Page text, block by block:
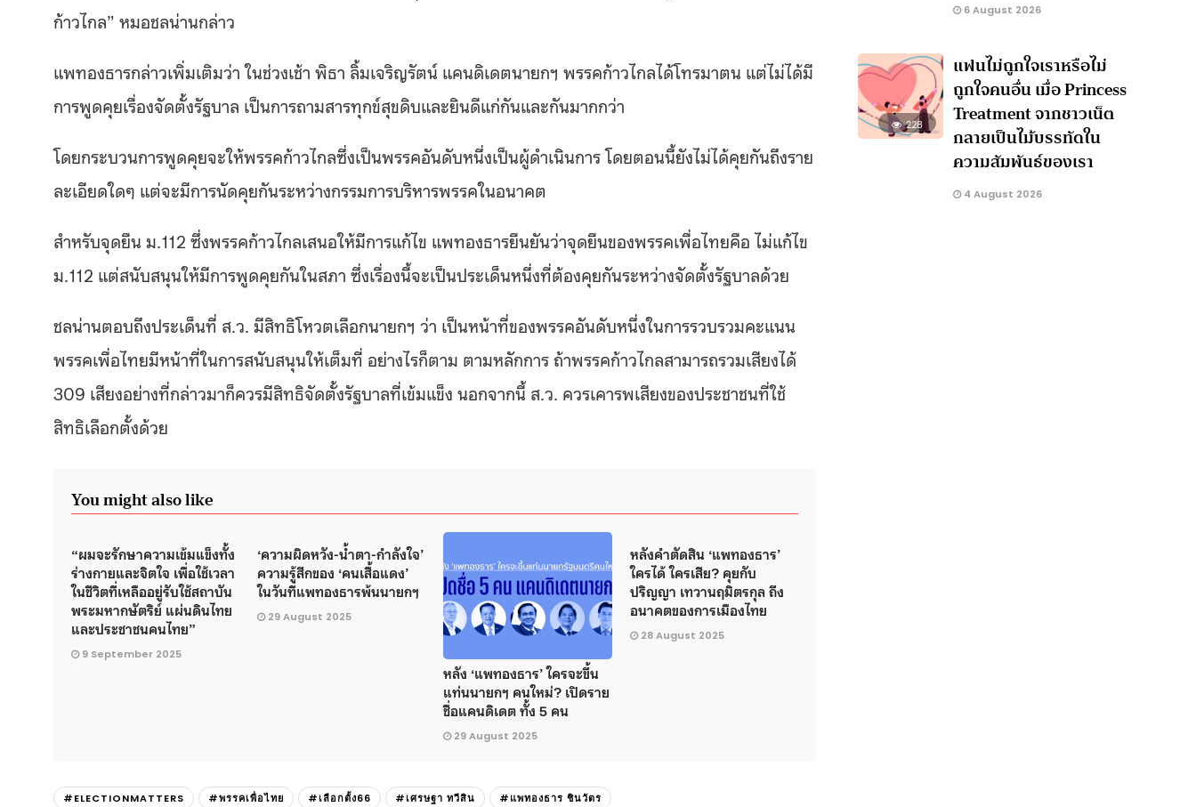
ก้าวไกล” หมอชลน่านกล่าว
แพทองธารกล่าวเพิ่มเติมว่า ในช่วงเช้า พิธา ลิ้มเจริญรัตน์ แคนดิเดตนายกฯ พรรคก้าวไกลได้โทรมาตน แต่ไม่ได้มี
การพูดคุยเรื่องจัดตั้งรัฐบาล เป็นการถามสารทุกข์สุขดิบและยินดีแก่กันและกันมากกว่า
โดยกระบวนการพูดคุยจะให้พรรคก้าวไกลซึ่งเป็นพรรคอันดับหนึ่งเป็นผู้ดำเนินการ โดยตอนนี้ยังไม่ได้คุยกันถึงราย
ละเอียดใดๆ แต่จะมีการนัดคุยกันระหว่างกรรมการบริหารพรรคในอนาคต
สำหรับจุดยืน ม.112 ซึ่งพรรคก้าวไกลเสนอให้มีการแก้ไข แพทองธารยืนยันว่าจุดยืนของพรรคเพื่อไทยคือ ไม่แก้ไข
ม.112 แต่สนับสนุนให้มีการพูดคุยกันในสภา ซึ่งเรื่องนี้จะเป็นประเด็นหนึ่งที่ต้องคุยกันระหว่างจัดตั้งรัฐบาลด้วย
ชลน่านตอบถึงประเด็นที่ ส.ว. มีสิทธิโหวตเลือกนายกฯ ว่า เป็นหน้าที่ของพรรคอันดับหนึ่งในการรวบรวมคะแนน
พรรคเพื่อไทยมีหน้าที่ในการสนับสนุนให้เต็มที่ อย่างไรก็ตาม ตามหลักการ ถ้าพรรคก้าวไกลสามารถรวมเสียงได้
309 เสียงอย่างที่กล่าวมาก็ควรมีสิทธิจัดตั้งรัฐบาลที่เข้มแข็ง นอกจากนี้ ส.ว. ควรเคารพเสียงของประชาชนที่ใช้
สิทธิเลือกตั้งด้วย
You might also like
“ผมจะรักษาความเข้มแข็งทั้ง
ร่างกายและจิตใจ เพื่อใช้เวลา
ในชีวิตที่เหลืออยู่รับใช้สถาบัน
พระมหากษัตริย์ แผ่นดินไทย
และประชาชนคนไทย”
9 September 2025
‘ความผิดหวัง-น้ำตา-กำลังใจ’
ความรู้สึกของ ‘คนเสื้อแดง’
ในวันที่แพทองธารพ้นนายกฯ
29 August 2025
หลัง ‘แพทองธาร’ ใครจะขึ้น
แท่นนายกฯ คนใหม่? เปิดราย
ชื่อแคนดิเดต ทั้ง 5 คน
29 August 2025
หลังคำตัดสิน ‘แพทองธาร’
ใครได้ ใครเสีย? คุยกับ
ปริญญา เทวานฤมิตรกุล ถึง
อนาคตของการเมืองไทย
28 August 2025
#ELECTIONMATTERS #พรรคเพื่อไทย #เลือกตั้ง66 #เศรษฐา ทวีสิน #แพทองธาร ชินวัตร
6 August 2026
228
แฟนไม่ถูกใจเราหรือไม่
ถูกใจคนอื่น เมื่อ Princess
Treatment จากชาวเน็ต
กลายเป็นไม้บรรทัดใน
ความสัมพันธ์ของเรา
4 August 2026